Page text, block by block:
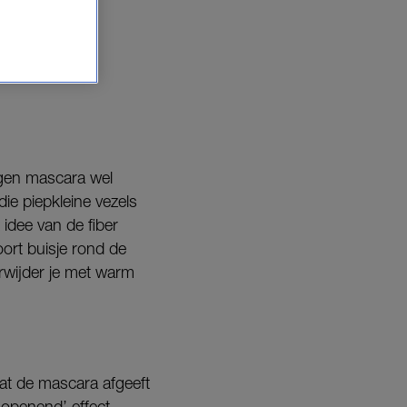
mascara wel
piepkleine vezels
van de fiber
buisje rond de
je met warm
de mascara afgeeft